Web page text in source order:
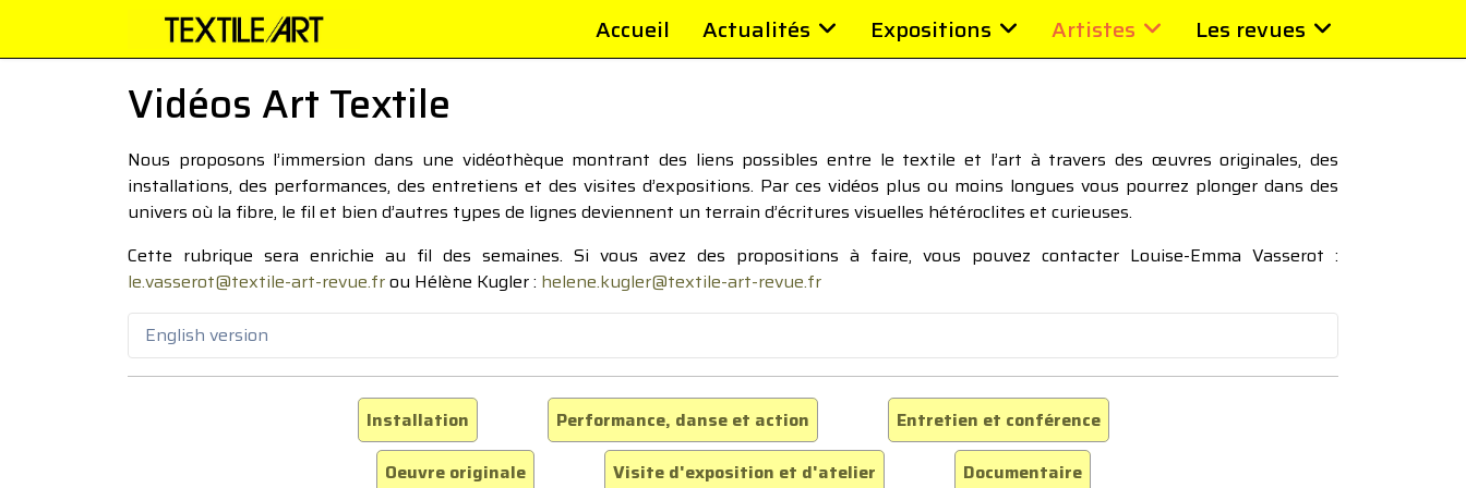
Accueil Actualités Expositions Artistes Les revues
Vidéos Art Textile
Nous proposons l’immersion dans une vidéothèque montrant des liens possibles entre le textile et l’art à travers des œuvres originales, des
installations, des performances, des entretiens et des visites d’expositions. Par ces vidéos plus ou moins longues vous pourrez plonger dans des
univers où la fibre, le fil et bien d’autres types de lignes deviennent un terrain d’écritures visuelles hétéroclites et curieuses.
Cette rubrique sera enrichie au fil des semaines. Si vous avez des propositions à faire, vous pouvez contacter Louise-Emma Vasserot :
le.vasserot@textile-art-revue.frou Hélène Kugler : helene.kugler@textile-art-revue.fr
English version
Installation Performance, danse et action
Entretien et conférence
Oeuvre originale
Visite d'exposition et d'atelier Documentaire